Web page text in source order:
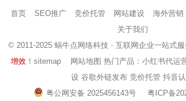
首页 SEO推广 竞价托管 网站建设 海外营销
关于我们
© 2011-2025 蜗牛点网络科技 · 互联网企业一站式
增效！ sitemap 网站地图 热门产品：小红书代运
设 谷歌外链发布 竞价托管 抖音
粤公网安备 2025456143号
粤ICP备